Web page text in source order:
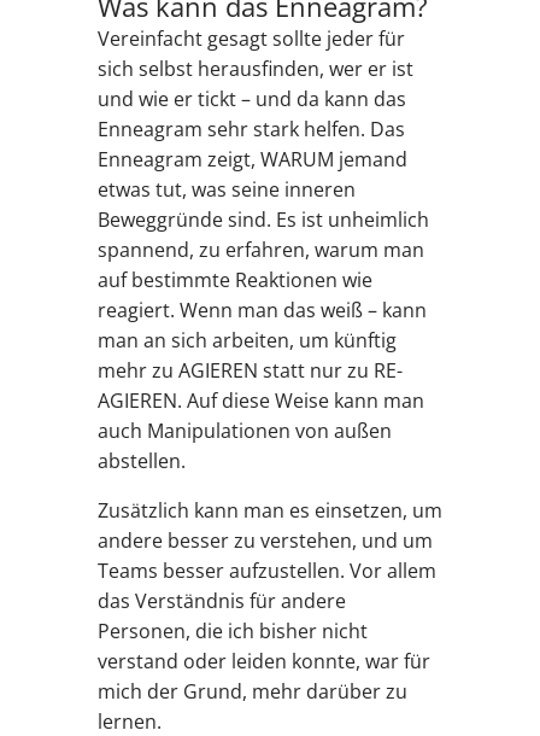
Vereinfacht gesagt sollte jeder für
sich selbst herausfinden, wer er ist
und wie er tickt – und da kann das
Enneagram sehr stark helfen. Das
Enneagram zeigt, WARUM jemand
etwas tut, was seine inneren
Beweggründe sind. Es ist unheimlich
spannend, zu erfahren, warum man
auf bestimmte Reaktionen wie
reagiert. Wenn man das weiß – kann
man an sich arbeiten, um künftig
mehr zu AGIEREN statt nur zu RE-
AGIEREN. Auf diese Weise kann man
auch Manipulationen von außen
abstellen.
Zusätzlich kann man es einsetzen, um
andere besser zu verstehen, und um
Teams besser aufzustellen. Vor allem
das Verständnis für andere
Personen, die ich bisher nicht
verstand oder leiden konnte, war für
mich der Grund, mehr darüber zu
lernen.